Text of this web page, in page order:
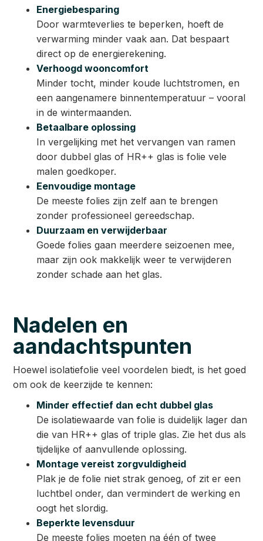
Energiebesparing
Door warmteverlies te beperken, hoeft de
verwarming minder vaak aan. Dat bespaart
direct op de energierekening.
Verhoogd wooncomfort
Minder tocht, minder koude luchtstromen, en
een aangenamere binnentemperatuur – vooral
in de wintermaanden.
Betaalbare oplossing
In vergelijking met het vervangen van ramen
door dubbel glas of HR++ glas is folie vele
malen goedkoper.
Eenvoudige montage
De meeste folies zijn zelf aan te brengen
zonder professioneel gereedschap.
Duurzaam en verwijderbaar
Goede folies gaan meerdere seizoenen mee,
maar zijn ook makkelijk weer te verwijderen
zonder schade aan het glas.
Nadelen en
aandachtspunten
Hoewel isolatiefolie veel voordelen biedt, is het goed
om ook de keerzijde te kennen:
Minder effectief dan echt dubbel glas
De isolatiewaarde van folie is duidelijk lager dan
die van HR++ glas of triple glas. Zie het dus als
tijdelijke of aanvullende oplossing.
Montage vereist zorgvuldigheid
Plak je de folie niet strak genoeg, of zit er een
luchtbel onder, dan vermindert de werking en
oogt het slordig.
Beperkte levensduur
De meeste folies moeten na één of twee